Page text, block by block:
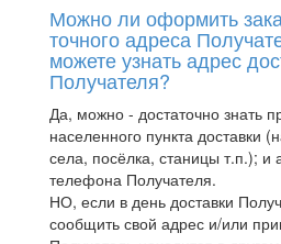
Можно ли оформить
точного адреса
можете узнать адрес
Получателя?
Да, можно - достаточно знать
населенного пункта доставки
села, посёлка, станицы т.п.); и
телефона Получателя.
НО, если в день доставки
сообщить свой адрес и/или